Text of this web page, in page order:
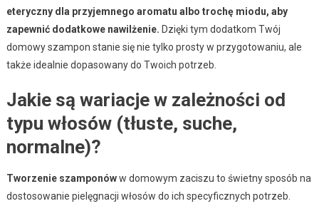
eteryczny dla przyjemnego aromatu albo trochę miodu, aby
zapewnić dodatkowe nawilżenie. Dzięki tym dodatkom Twój
domowy szampon stanie się nie tylko prosty w przygotowaniu, ale
także idealnie dopasowany do Twoich potrzeb.
Jakie są wariacje w zależności od
typu włosów (tłuste, suche,
normalne)?
Tworzenie szamponóww domowym zaciszu to świetny sposób na
dostosowanie pielęgnacji włosów do ich specyficznych potrzeb.